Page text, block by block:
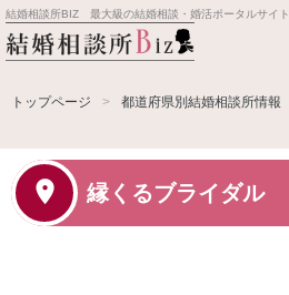
結婚相談所BIZ 最大級の結婚相談・婚活ポータルサイト
トップページ 都道府県別結婚相談所情報
縁くるブライダル